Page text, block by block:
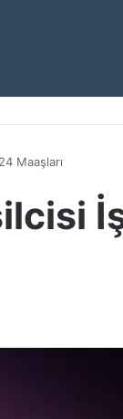
Maaşları
İş